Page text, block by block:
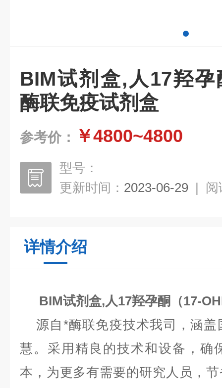
BIM试剂盒,人17羟孕
酶联免疫试剂盒
参考价： ￥4800~4800
型号：
更新时间： 2023-06-29 | 阅
详情介绍
BIM试剂盒,人17羟孕酮（17-
源自*酶联免疫技术我司，涵盖
慧。采用精良的技术和设备，确
本，为更多有需要的研究人员，